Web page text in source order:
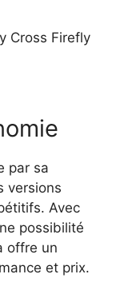
Cross Firefly
par sa
versions
Avec
possibilité
offre un
et prix.